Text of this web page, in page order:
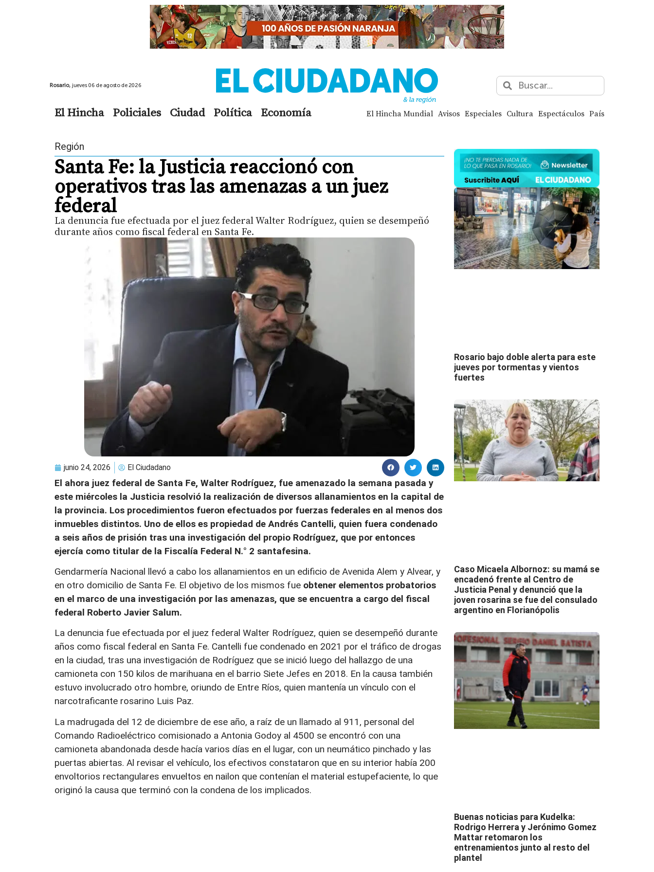
Rosario, jueves 06 de agosto de 2026
El Hincha Policiales Ciudad Política Economía El Hincha Mundial Avisos Especiales Cultura Espectáculos País
Región
Santa Fe: la Justicia reaccionó con
operativos tras las amenazas a un juez
federal
La denuncia fue efectuada por el juez federal Walter Rodríguez, quien se desempeñó
durante años como fiscal federal en Santa Fe.
junio 24, 2026 El Ciudadano
El ahora juez federal de Santa Fe, Walter Rodríguez, fue amenazado la semana pasada y
este miércoles la Justicia resolvió la realización de diversos allanamientos en la capital de
la provincia. Los procedimientos fueron efectuados por fuerzas federales en al menos dos
inmuebles distintos. Uno de ellos es propiedad de Andrés Cantelli, quien fuera condenado
a seis años de prisión tras una investigación del propio Rodríguez, que por entonces
ejercía como titular de la Fiscalía Federal N.° 2 santafesina.
Gendarmería Nacional llevó a cabo los allanamientos en un edificio de Avenida Alem y Alvear, y
en otro domicilio de Santa Fe. El objetivo de los mismos fue obtener elementos probatorios
en el marco de una investigación por las amenazas, que se encuentra a cargo del fiscal
federal Roberto Javier Salum.
La denuncia fue efectuada por el juez federal Walter Rodríguez, quien se desempeñó durante
años como fiscal federal en Santa Fe. Cantelli fue condenado en 2021 por el tráfico de drogas
en la ciudad, tras una investigación de Rodríguez que se inició luego del hallazgo de una
camioneta con 150 kilos de marihuana en el barrio Siete Jefes en 2018. En la causa también
estuvo involucrado otro hombre, oriundo de Entre Ríos, quien mantenía un vínculo con el
narcotraficante rosarino Luis Paz.
La madrugada del 12 de diciembre de ese año, a raíz de un llamado al 911, personal del
Comando Radioeléctrico comisionado a Antonia Godoy al 4500 se encontró con una
camioneta abandonada desde hacía varios días en el lugar, con un neumático pinchado y las
puertas abiertas. Al revisar el vehículo, los efectivos constataron que en su interior había 200
envoltorios rectangulares envueltos en nailon que contenían el material estupefaciente, lo que
originó la causa que terminó con la condena de los implicados.
Rosario bajo doble alerta para este
jueves por tormentas y vientos
fuertes
Caso Micaela Albornoz: su mamá se
encadenó frente al Centro de
Justicia Penal y denunció que la
joven rosarina se fue del consulado
argentino en Florianópolis
Buenas noticias para Kudelka:
Rodrigo Herrera y Jerónimo Gomez
Mattar retomaron los
entrenamientos junto al resto del
plantel